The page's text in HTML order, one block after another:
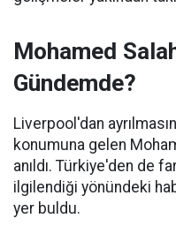
Mohamed
Gündemde?
Liverpool'dan
konumuna gelen
anıldı. Türkiye'den de
ilgilendiği yönündeki
yer buldu.